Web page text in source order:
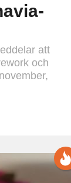
att
och